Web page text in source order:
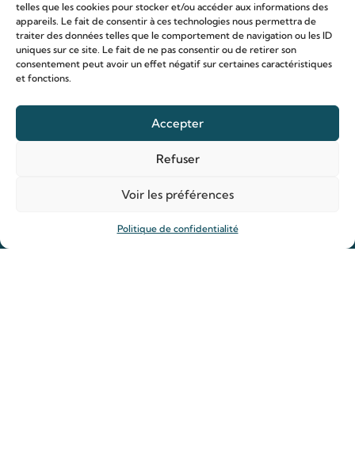
telles que les cookies pour stocker et/ou accéder aux informations des
appareils. Le fait de consentir à ces technologies nous permettra de
traiter des données telles que le comportement de navigation ou les ID
uniques sur ce site. Le fait de ne pas consentir ou de retirer son
consentement peut avoir un effet négatif sur certaines caractéristiques
et fonctions.
Accepter
Refuser
Voir les préférences
Politique de confidentialité
Organiser ma venue
Horaires
Agenda
Hôtellerie des pèlerins